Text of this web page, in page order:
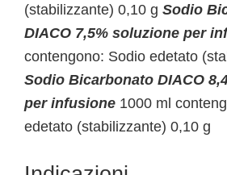
(stabilizzante) 0,10 g Sodio
DIACO 7,5% soluzione per
contengono: Sodio edetato
Sodio Bicarbonato DIACO
per infusione 1000 ml
edetato (stabilizzante) 0,10 g